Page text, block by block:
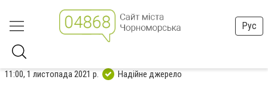
Рус
11:00, 1 листопада 2021 р. Надійне джерело